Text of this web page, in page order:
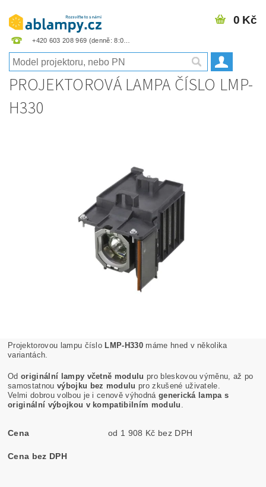
+420 603 208 969
0 Kč
PROJEKTOROVÁ LAMPA ČÍSLO LMP-
H330
Projektorovou lampu číslo LMP-H330máme hned v několika
variantách.
Odoriginální lampy včetně modulu pro bleskovou výměnu, až po
samostatnou výbojku bez modulu pro zkušené uživatele.
Velmi dobrou volbou je i cenově výhodná generická lampa s
originální výbojkou v kompatibilním modulu
Cena od 1 908 Kč bez DPH
Cena bez DPH